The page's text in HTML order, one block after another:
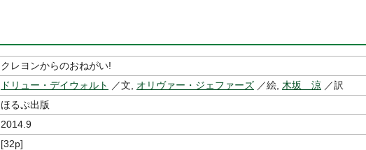
クレヨンからのおねがい!
ドリュー・デイウォルト ／文, オリヴァー・ジェファーズ ／絵, 木坂 涼 ／訳
ほるぷ出版
2014.9
[32p]